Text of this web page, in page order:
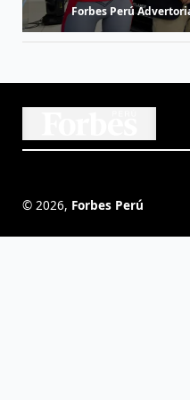
Forbes Perú
© 2026, Forbes Perú